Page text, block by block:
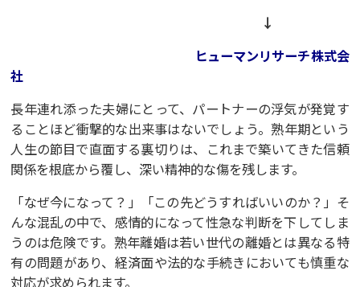
↓
ヒューマンリサーチ株式会
社
長年連れ添った夫婦にとって、パートナーの浮気が発覚す
ることほど衝撃的な出来事はないでしょう。熟年期という
人生の節目で直面する裏切りは、これまで築いてきた信頼
関係を根底から覆し、深い精神的な傷を残します。
「なぜ今になって？」「この先どうすればいいのか？」そ
んな混乱の中で、感情的になって性急な判断を下してしま
うのは危険です。熟年離婚は若い世代の離婚とは異なる特
有の問題があり、経済面や法的な手続きにおいても慎重な
対応が求められます。